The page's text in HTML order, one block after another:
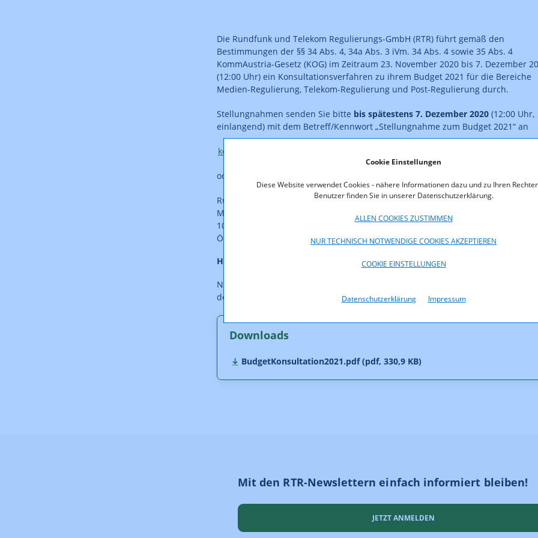
Cookie Einstellungen
Diese Website verwendet Cookies - nähere Informationen dazu und zu Ihren
Benutzer finden Sie in unserer Datenschutzerklärung.
ALLEN COOKIES ZUSTIMMEN
NUR TECHNISCH NOTWENDIGE COOKIES AKZEPTIEREN
COOKIE EINSTELLUNGEN
Datenschutzerklärung Impressum
Die Rundfunk und Telekom Regulierungs-GmbH (RTR) führt gemäß den
Bestimmungen der §§ 34 Abs. 4, 34a Abs. 3 iVm. 34 Abs. 4 sowie 35 Abs. 4
KommAustria-Gesetz (KOG) im Zeitraum 23. November 2020 bis 7. Dezember
(12:00 Uhr) ein Konsultationsverfahren zu ihrem Budget 2021 für die Bereiche
Medien-Regulierung, Telekom-Regulierung und Post-Regulierung durch.
Stellungnahmen senden Sie bitte bis spätestens 7. Dezember 2020 (12:00 Uhr,
einlangend) mit dem Betreff/Kennwort „Stellungnahme zum Budget 2021“ an
konsultationen@rtr.at
oder
Rundfunk und Telekom Regulierungs-GmbH
Mariahilfer Straße 77-79
1060 Wien
Österreich
Hinweis:
Nicht als vertraulich gekennzeichnete Stellungnahmen werden nach Abschluss
der Konsultation auf der Website der RTR veröffentlicht.
Downloads
BudgetKonsultation2021.pdf (pdf, 330,9 KB)
Mit den RTR-Newslettern einfach informiert bleiben!
JETZT ANMELDEN